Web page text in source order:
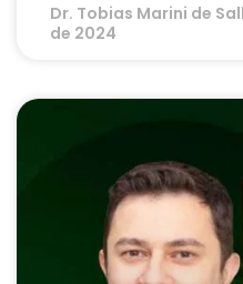
Dr. Tobias Marini de
de 2024